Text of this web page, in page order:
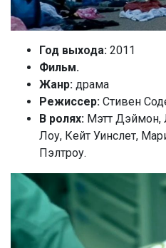
Год выхода: 2011
Фильм.
Жанр: драма
Режиссер: Стивен
В ролях: Мэтт
Лоу, Кейт Уинслет,
Пэлтроу.